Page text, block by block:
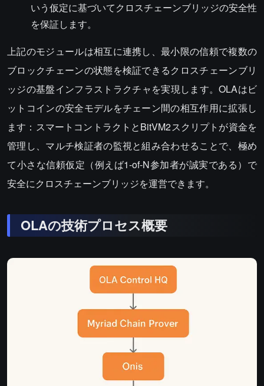
いう仮定に基づいてクロスチェーンブリッジの安全性
を保証します。
上記のモジュールは相互に連携し、最小限の信頼で複数の
ブロックチェーンの状態を検証できるクロスチェーンブリ
ッジの基盤インフラストラクチャを実現します。OLAはビ
ットコインの安全モデルをチェーン間の相互作用に拡張し
ます：スマートコントラクトとBitVM2スクリプトが資金を
管理し、マルチ検証者の監視と組み合わせることで、極め
て小さな信頼仮定（例えば1-of-N参加者が誠実である）で
安全にクロスチェーンブリッジを運営できます。
OLAの技術プロセス概要